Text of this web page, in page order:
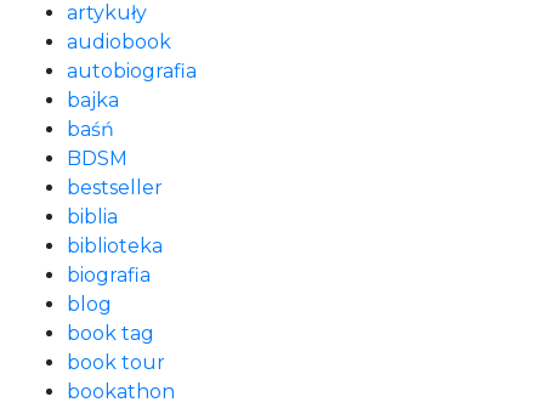
artykuły
audiobook
autobiografia
bajka
baśń
BDSM
bestseller
biblia
biblioteka
biografia
blog
book tag
book tour
bookathon